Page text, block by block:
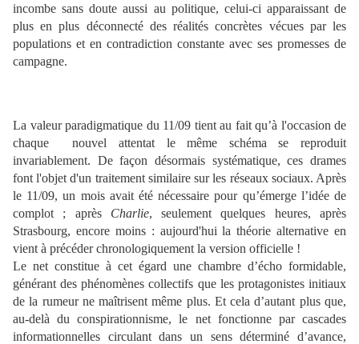
incombe sans doute aussi au politique, celui-ci apparaissant de
plus en plus déconnecté des réalités concrètes vécues par les
populations et en contradiction constante avec ses promesses de
campagne.
La valeur paradigmatique du 11/09 tient au fait qu’à l'occasion de
chaque
nouvel attentat le même schéma se reproduit
invariablement. De façon désormais systématique, ces drames
font l'objet d'un traitement similaire sur les réseaux sociaux. Après
le 11/09, un mois avait été nécessaire pour qu’émerge l’idée de
complot ; après Charlie, seulement quelques heures, après
Strasbourg, encore moins : aujourd'hui la théorie alternative en
vient à précéder chronologiquement la version officielle !
Le net constitue à cet égard une chambre d’écho formidable,
générant des phénomènes collectifs que les protagonistes initiaux
de la rumeur ne maîtrisent même plus. Et cela d’autant plus que,
au-delà du conspirationnisme, le net fonctionne par cascades
informationnelles circulant dans un sens déterminé d’avance,